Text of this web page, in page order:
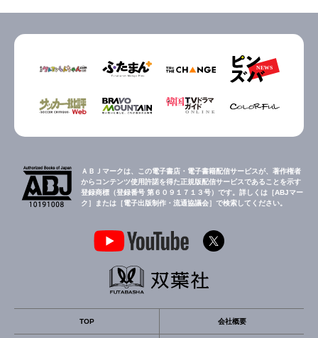
ＡＢＪマークは、この電子書店・電子書籍配信サービスが、著作権者
からコンテンツ使用許諾を得た正規版配信サービスであることを示す
登録商標（登録番号 第６０９１７１３号）です。詳しくは［ABJマー
ク］または［電子出版制作・流通協議会］で検索してください。
TOP 会社概要